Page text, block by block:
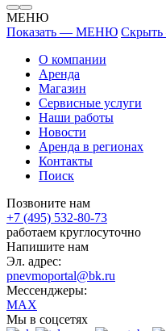
МЕНЮ
Показать — МЕНЮ
О компании
Аренда
Магазин
Сервисные услуги
Наши работы
Новости
Аренда в регионах
Контакты
Поиск
Позвоните нам
+7 (495) 532-80-73
работаем круглосуточно
Напишите нам
Эл. адрес:
pnevmoportal@bk.ru
Мессенджеры:
MAX
Мы в соцсетях